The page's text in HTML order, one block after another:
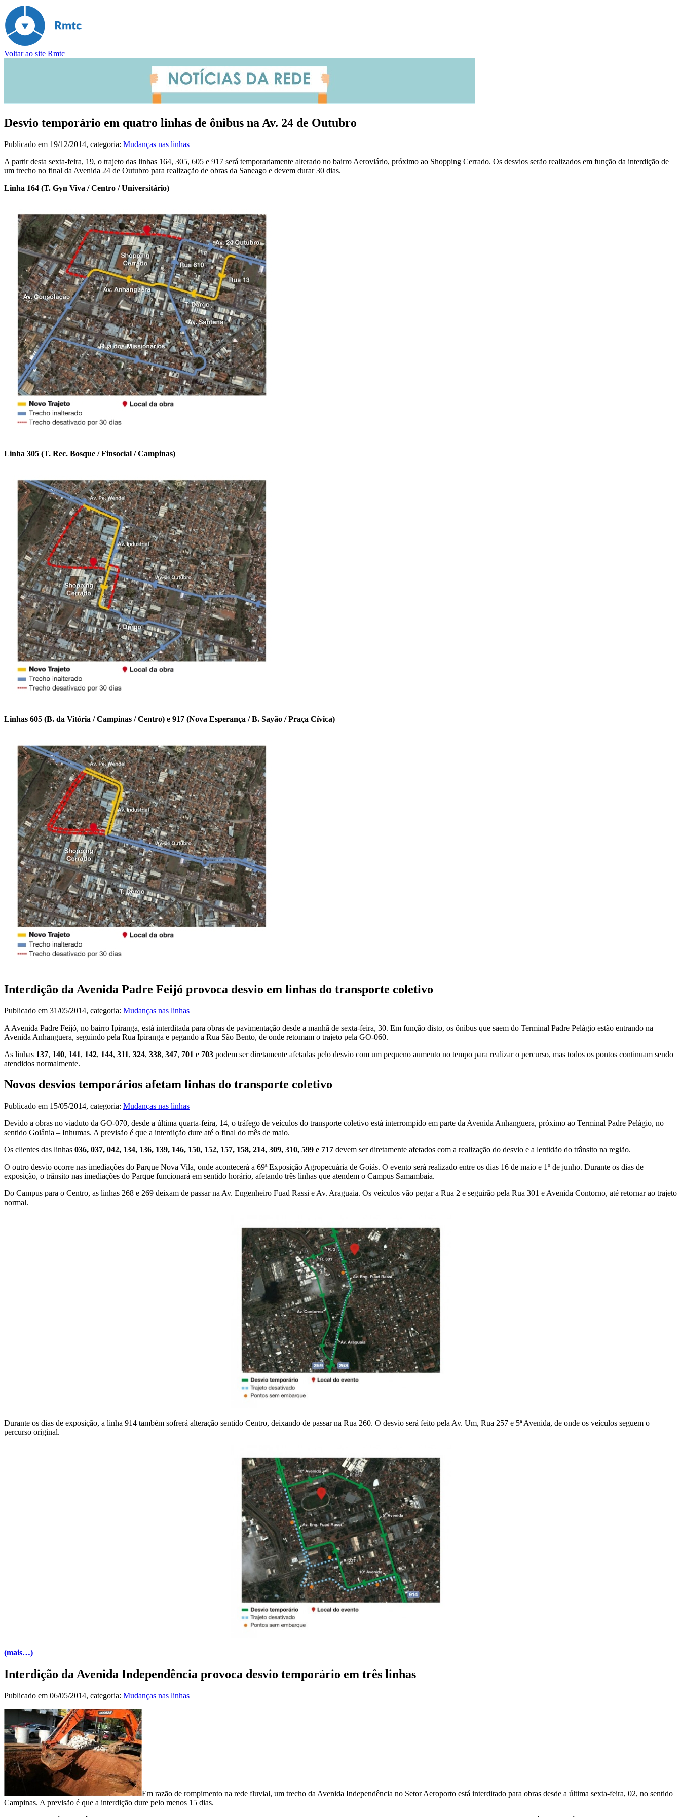
Voltar ao site Rmtc
Desvio temporário em quatro linhas de ônibus na Av. 24 de Outubro
Publicado em 19/12/2014, categoria: Mudanças nas linhas
A partir desta sexta-feira, 19, o trajeto das linhas 164, 305, 605 e 917 será temporariamente alterado no bairro Aeroviário, próximo ao Shopping Cerrado. Os desvios serão realizados em função da interdição de
um trecho no final da Avenida 24 de Outubro para realização de obras da Saneago e devem durar 30 dias.
Linha 164 (T. Gyn Viva / Centro / Universitário)
Linha 305 (T. Rec. Bosque / Finsocial / Campinas)
Linhas 605 (B. da Vitória / Campinas / Centro) e 917 (Nova Esperança / B. Sayão / Praça Cívica)
Interdição da Avenida Padre Feijó provoca desvio em linhas do transporte coletivo
Publicado em 31/05/2014, categoria: Mudanças nas linhas
A Avenida Padre Feijó, no bairro Ipiranga, está interditada para obras de pavimentação desde a manhã de sexta-feira, 30. Em função disto, os ônibus que saem do Terminal Padre Pelágio estão entrando na
Avenida Anhanguera, seguindo pela Rua Ipiranga e pegando a Rua São Bento, de onde retomam o trajeto pela GO-060.
As linhas 137, 140, 141, 142, 144, 311, 324, 338, 347, 701 e 703 podem ser diretamente afetadas pelo desvio com um pequeno aumento no tempo para realizar o percurso, mas todos os pontos continuam sendo
atendidos normalmente.
Novos desvios temporários afetam linhas do transporte coletivo
Publicado em 15/05/2014, categoria: Mudanças nas linhas
Devido a obras no viaduto da GO-070, desde a última quarta-feira, 14, o tráfego de veículos do transporte coletivo está interrompido em parte da Avenida Anhanguera, próximo ao Terminal Padre Pelágio, no
sentido Goiânia – Inhumas. A previsão é que a interdição dure até o final do mês de maio.
Os clientes das linhas 036, 037, 042, 134, 136, 139, 146, 150, 152, 157, 158, 214, 309, 310, 599 e 717 devem ser diretamente afetados com a realização do desvio e a lentidão do trânsito na região.
O outro desvio ocorre nas imediações do Parque Nova Vila, onde acontecerá a 69ª Exposição Agropecuária de Goiás. O evento será realizado entre os dias 16 de maio e 1º de junho. Durante os dias de
exposição, o trânsito nas imediações do Parque funcionará em sentido horário, afetando três linhas que atendem o Campus Samambaia.
Do Campus para o Centro, as linhas 268 e 269 deixam de passar na Av. Engenheiro Fuad Rassi e Av. Araguaia. Os veículos vão pegar a Rua 2 e seguirão pela Rua 301 e Avenida Contorno, até retornar ao trajeto
normal.
Durante os dias de exposição, a linha 914 também sofrerá alteração sentido Centro, deixando de passar na Rua 260. O desvio será feito pela Av. Um, Rua 257 e 5ª Avenida, de onde os veículos seguem o
percurso original.
(mais…)
Interdição da Avenida Independência provoca desvio temporário em três linhas
Publicado em 06/05/2014, categoria: Mudanças nas linhas
Em razão de rompimento na rede fluvial, um trecho da Avenida Independência no Setor Aeroporto está interditado para obras desde a última sexta-feira, 02, no sentido
Campinas. A previsão é que a interdição dure pelo menos 15 dias.